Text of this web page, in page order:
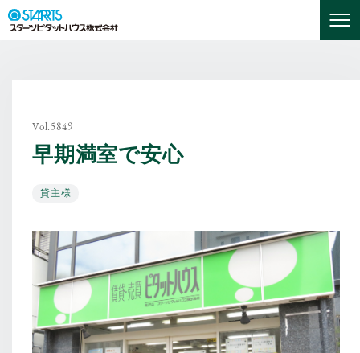
Vol.5849
早期満室で安心
貸主様